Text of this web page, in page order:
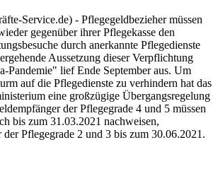
Service.de) - Pflegegeldbezieher müssen
gegenüber ihrer Pflege­kasse den
durch anerkannte Pflegedienste
Aussetzung dieser Verpflichtung
Pandemie" lief Ende September aus. Um
auf die Pflegedienste zu verhindern hat das
eine großzügige Übergangsregelung
der Pflegegrade 4 und 5 müssen
bis zum 31.03.2021 nachweisen,
der Pflegegrade 2 und 3 bis zum 30.06.2021.